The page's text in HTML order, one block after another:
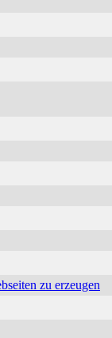
zu erzeugen